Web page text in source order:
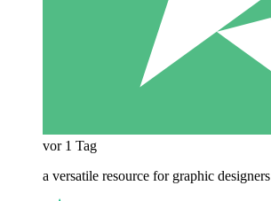
vor 1 Tag
a versatile resource for graphic designers